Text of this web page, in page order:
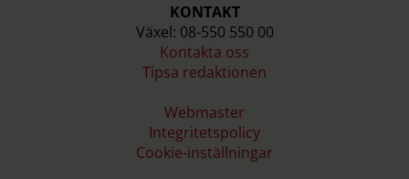
KONTAKT
Växel: 08-550 550 00
Kontakta oss
Tipsa redaktionen
Webmaster
Integritetspolicy
Cookie-inställningar